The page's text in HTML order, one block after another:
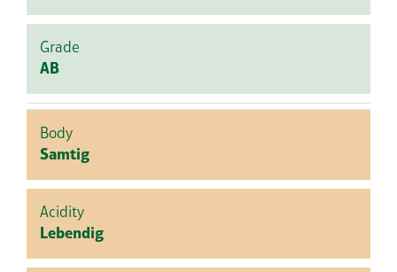
Grade
AB
Body
Samtig
Acidity
Lebendig